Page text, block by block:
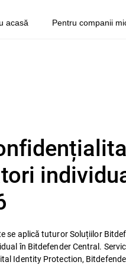
acasă Pentru companii
se aplică tuturor Soluțiilor
în Bitdefender Central.
Identity Protection,